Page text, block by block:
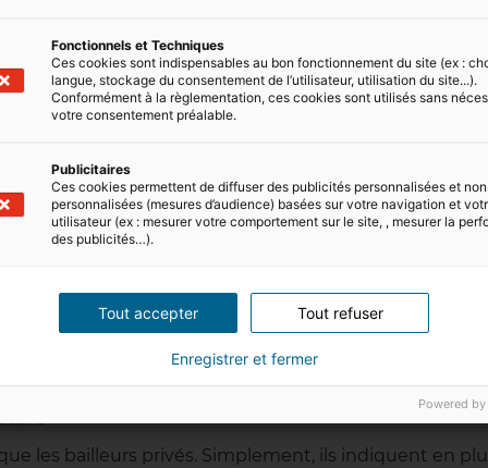
obligatoires et
doit comporter quelques mentions :
(noms et prénoms) ;
ou versement de charges forfaitaires) à faire
somme totale reçue ;
les bailleurs privés. Simplement, ils indiquent en
Fonctionnels et Techniques
Ces cookies sont indispensables au bon fonctionnement du site (ex :
langue, stockage du consentement de l’utilisateur, utilisation du site...).
Conformément à la règlementation, ces cookies sont utilisés sans
votre consentement préalable.
Publicitaires
Ces cookies permettent de diffuser des publicités personnalisées et
personnalisées (mesures d’audience) basées sur votre navigation et
utilisateur (ex : mesurer votre comportement sur le site, , mesurer la
des publicités…).
Tout accepter Tout refuser
Enregistrer et fermer
Powered by